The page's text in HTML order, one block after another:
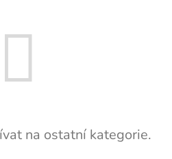
na ostatní kategorie.